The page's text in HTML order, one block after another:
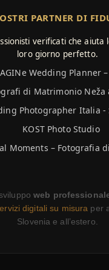
PARTNER DI
verificati che aiuta
loro giorno perfetto.
Wedding Planner
di Matrimonio Neža
Photographer Italia -
KOST Photo Studio
Moments – Fotografia
web
digitali su misura per
Slovenia e all’estero.